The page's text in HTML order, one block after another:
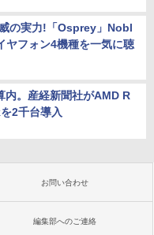
の実力!「Osprey」Nobl
フォン4機種を一気に聴
内。産経新聞社がAMD R
2千台導入
お問い合わせ
編集部へのご連絡